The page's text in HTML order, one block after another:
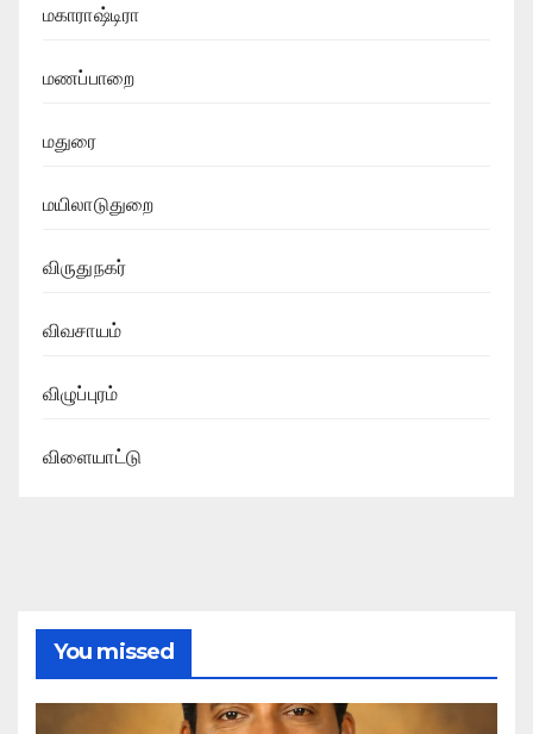
மகாராஷ்டிரா
மணப்பாறை
மதுரை
மயிலாடுதுறை
விருதுநகர்
விவசாயம்
விழுப்புரம்
விளையாட்டு
You missed